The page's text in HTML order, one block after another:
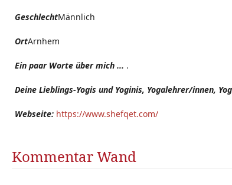
GeschlechtMännlich
OrtArnhem
Ein paar Worte über mich ... .
Deine Lieblings-Yogis und Yoginis, Yogalehrer/innen,
Webseite: https://www.shefqet.com/
Kommentar Wand